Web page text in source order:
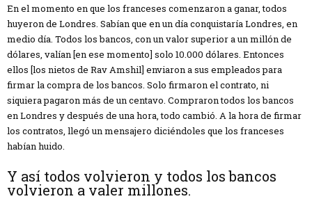
En el momento en que los franceses comenzaron a ganar, todos
huyeron de Londres. Sabían que en un día conquistaría Londres, en
medio día. Todos los bancos, con un valor superior a un millón de
dólares, valían [en ese momento] solo 10.000 dólares. Entonces
ellos [los nietos de Rav Amshil] enviaron a sus empleados para
firmar la compra de los bancos. Solo firmaron el contrato, ni
siquiera pagaron más de un centavo. Compraron todos los bancos
en Londres y después de una hora, todo cambió. A la hora de firmar
los contratos, llegó un mensajero diciéndoles que los franceses
habían huido.
Y así todos volvieron y todos los bancos
volvieron a valer millones.